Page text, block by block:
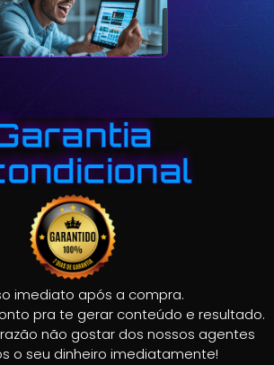
imediato após a compra.
pra te gerar conteúdo e resultado.
não gostar dos nossos agentes
o seu dinheiro imediatamente!